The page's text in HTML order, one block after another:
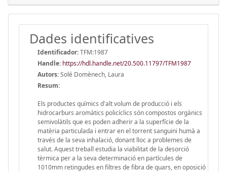
Dades identificatives
Identificador:TFM:1987
Handle: https://hdl.handle.net/20.500.11797/TFM1987
Autors:Solé Domènech, Laura
Resum:
Els productes químics d'alt volum de producció i els
hidrocarburs aromàtics policíclics són compostos orgànics
semivolàtils que es poden adherir a la superfície de la
matèria particulada i entrar en el torrent sanguini humà a
través de la seva inhalació, donant lloc a problemes de
salut. Aquest treball estudia la viabilitat de la desorció
tèrmica per a la seva determinació en partícules de
1010mm retingudes en filtres de fibra de quars, en oposició